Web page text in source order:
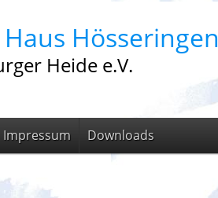
Hösseringen
Heide e.V.
Impressum Downloads